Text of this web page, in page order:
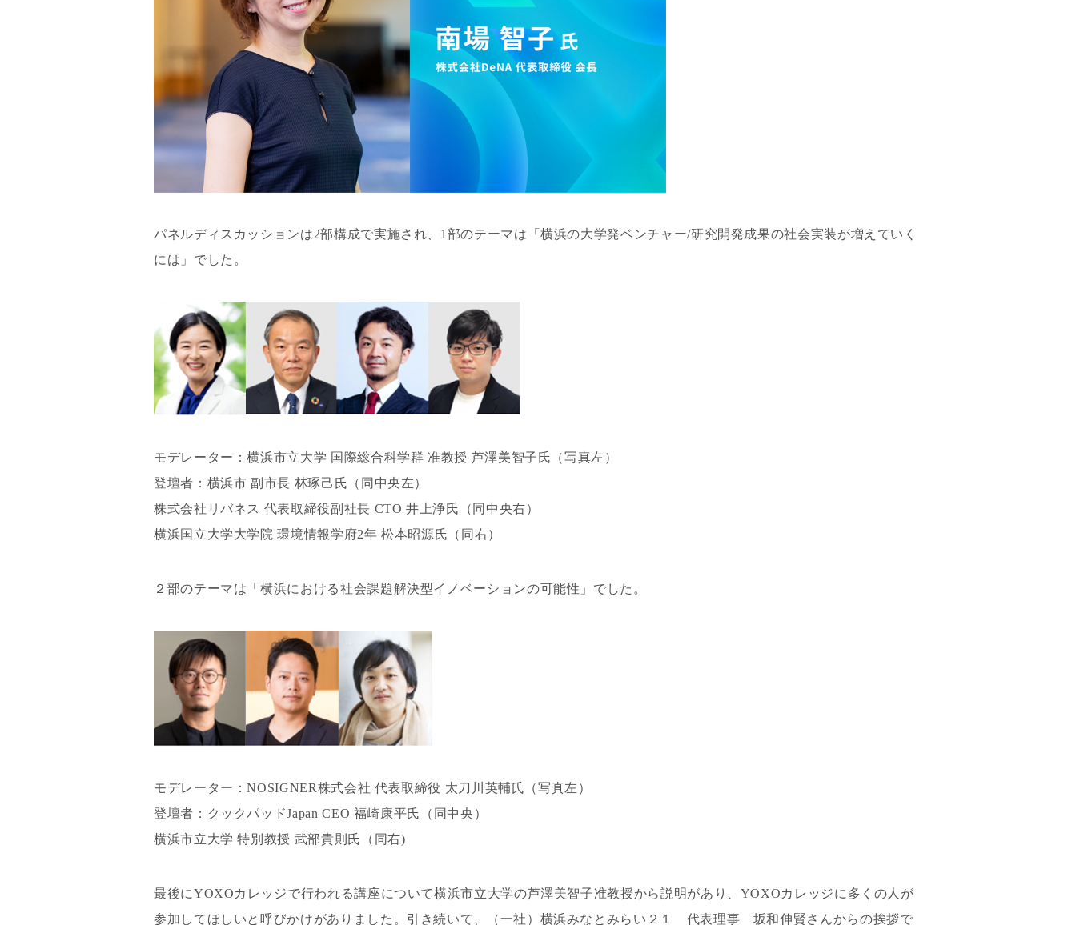
パネルディスカッションは2部構成で実施され、1部のテーマは「横浜の大学発ベンチャー/研究開発成果の社会実装が増えていく
には」でした。
モデレーター：横浜市立大学 国際総合科学群 准教授 芦澤美智子氏（写真左）
登壇者：横浜市 副市長 林琢己氏（同中央左）
株式会社リバネス 代表取締役副社長 CTO 井上浄氏（同中央右）
横浜国立大学大学院 環境情報学府2年 松本昭源氏（同右）
２部のテーマは「横浜における社会課題解決型イノベーションの可能性」でした。
モデレーター：NOSIGNER株式会社 代表取締役 太刀川英輔氏（写真左）
登壇者：クックパッドJapan CEO 福崎康平氏（同中央）
横浜市立大学 特別教授 武部貴則氏（同右)
最後にYOXOカレッジで行われる講座について横浜市立大学の芦澤美智子准教授から説明があり、YOXOカレッジに多くの人が
参加してほしいと呼びかけがありました。引き続いて、（一社）横浜みなとみらい２１ 代表理事 坂和伸賢さんからの挨拶で